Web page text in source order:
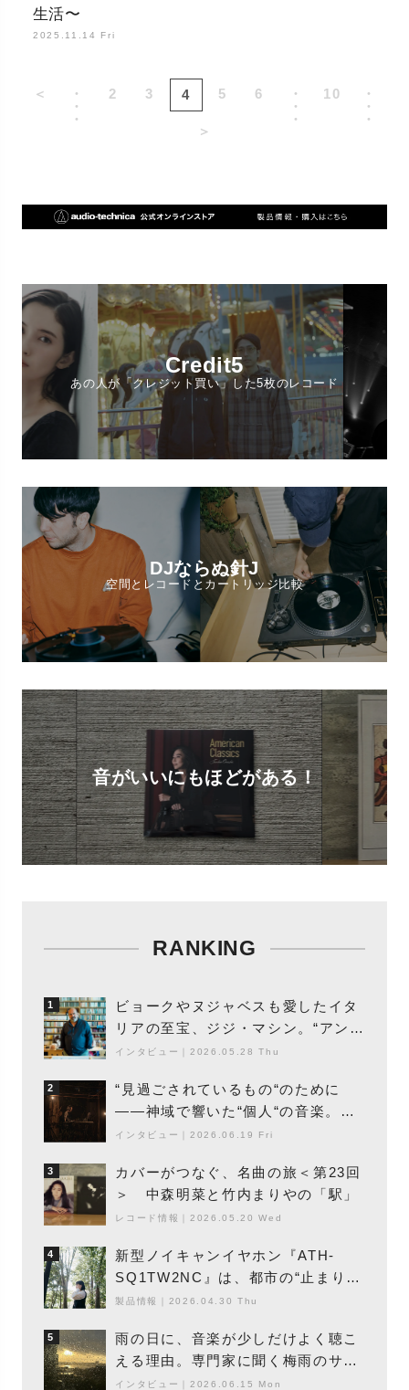
生活〜
2025.11.14 Fri
＜
・
・
・
2 3 4 5 6
・
・
・
10
・
・
・
＞
Credit5
あの人が「クレジット買い」した5枚のレコード
DJならぬ針J
空間とレコードとカートリッジ比較
音がいいにもほどがある！
RANKING
1
ビョークやヌジャベスも愛したイタ
リアの至宝、ジジ・マシン。“アンビ
エントの巨匠”が明かす創作の原点
インタビュー 2026.05.28 Thu
2
“見過ごされているもの“のために
――神域で響いた“個人“の音楽。冥
丁の『赤城 夜神楽』をレポート
インタビュー 2026.06.19 Fri
3
カバーがつなぐ、名曲の旅＜第23回
＞ 中森明菜と竹内まりやの「駅」
レコード情報 2026.05.20 Wed
4
新型ノイキャンイヤホン『ATH-
SQ1TW2NC』は、都市の“止まり
木”になり得るーシンガーソングライ
製品情報 2026.04.30 Thu
5
雨の日に、音楽が少しだけよく聴こ
える理由。専門家に聞く梅雨のサウ
ンドスケープ
インタビュー 2026.06.15 Mon